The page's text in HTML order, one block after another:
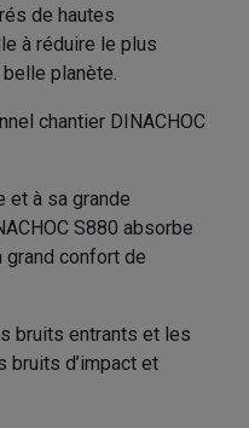
de hautes
à réduire le plus
planète.
chantier DINACHOC
et à sa grande
S880 absorbe
confort de
bruits entrants et les
bruits d’impact et